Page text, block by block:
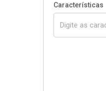
Características